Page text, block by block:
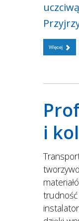
Więcej
i
trudność